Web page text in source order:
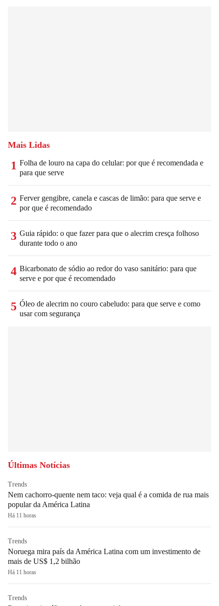
Mais Lidas
1 Folha de louro na capa do celular: por que é recomendada e
para que serve
2 Ferver gengibre, canela e cascas de limão: para que serve e
por que é recomendado
3 Guia rápido: o que fazer para que o alecrim cresça folhoso
durante todo o ano
4 Bicarbonato de sódio ao redor do vaso sanitário: para que
serve e por que é recomendado
5 Óleo de alecrim no couro cabeludo: para que serve e como
usar com segurança
Últimas Notícias
Trends
Nem cachorro-quente nem taco: veja qual é a comida de rua mais
popular da América Latina
Há 11 horas
Trends
Noruega mira país da América Latina com um investimento de
mais de US$ 1,2 bilhão
Há 11 horas
Trends